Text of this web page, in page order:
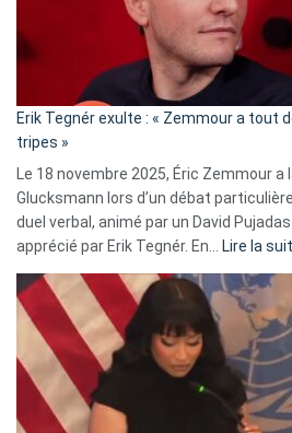
Erik Tegnér exulte : « Zemmour a tout
tripes »
Le 18 novembre 2025, Éric Zemmour a
Glucksmann lors d’un débat
duel verbal, animé par un David
apprécié par Erik Tegnér. En…
Lire la